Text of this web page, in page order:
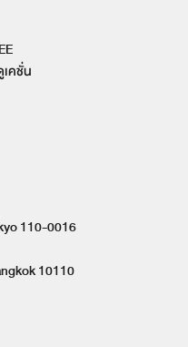
คชั่น
110-0016
10110